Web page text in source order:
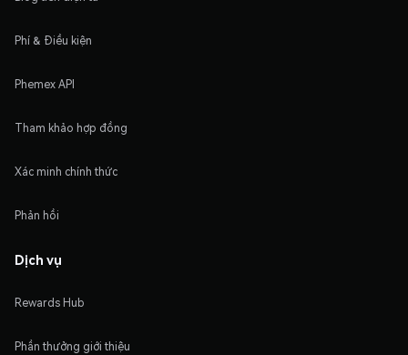
Phí & Điều kiện
Phemex API
Tham khảo hợp đồng
Xác minh chính thức
Phản hồi
Dịch vụ
Rewards Hub
Phần thưởng giới thiệu